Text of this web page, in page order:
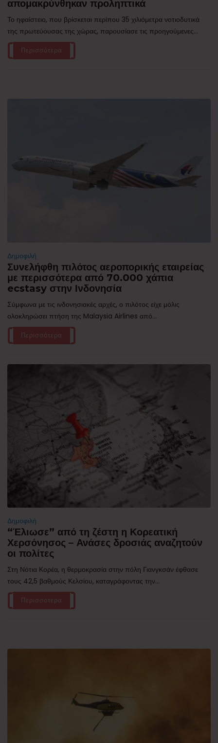
απομακρύνθηκαν προληπτικά
Το ηφαίστειο, που βρίσκεται περίπου 35 χιλιόμετρα νοτιοδυτικά
της πρωτεύουσας της χώρας, παρουσίασε τις προηγούμενες...
Περισσότερα
Δημοφιλή
Συνελήφθη πιλότος αεροπορικής εταιρείας
με περισσότερα από 70.000 χάπια
ecstasy στην Ινδονησία
Σύμφωνα με τις ινδονησιακές αρχές, ο πιλότος είχε μόλις
ολοκληρώσει πτήση της Malaysia Airlines από...
Περισσότερα
Δημοφιλή
“Έλιωσε” από τη ζέστη η Κορεατική
Χερσόνησος – Ανάσες δροσιάς αναζητούν
οι πολίτες
Στη Νότια Κορέα, η θερμοκρασία στην πόλη Γιανγκσάν έφθασε
τους 42,5 βαθμούς Κελσίου, καταγράφοντας την...
Περισσότερα